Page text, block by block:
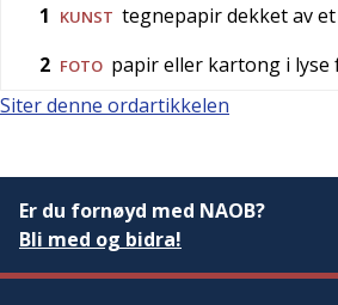
1 KUNST tegnepapir dekket av
2 FOTO papir eller kartong i
Siter denne ordartikkelen
Er du fornøyd med NAOB?
Bli med og bidra!